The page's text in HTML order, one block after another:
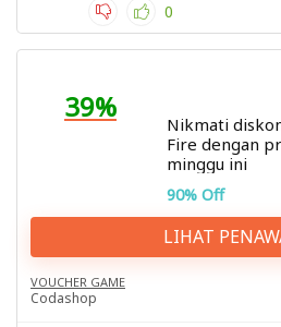
0
39%
Nikmati
Fire dengan
minggu ini
90% Off
LIHAT
VOUCHER GAME
Codashop